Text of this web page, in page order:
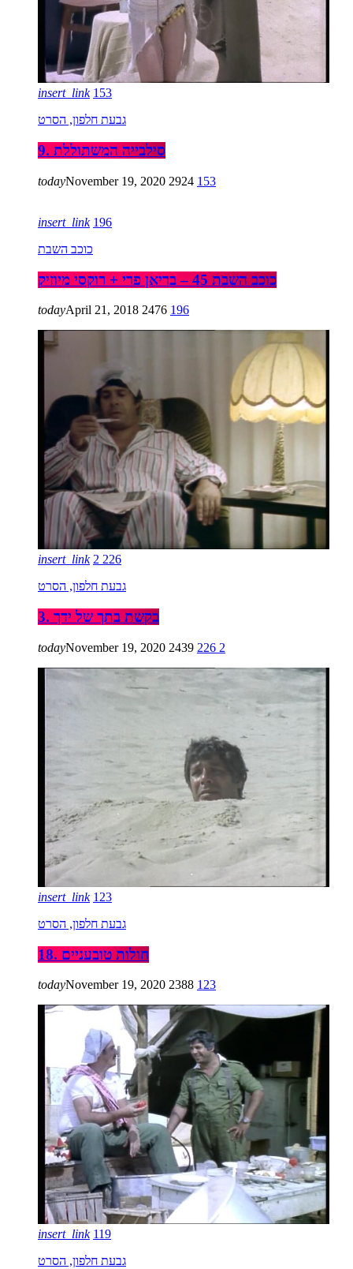
insert_link 153
גבעת חלפון, הסרט
9. סילבייה המשתוללת
todayNovember 19, 2020 2924 153
insert_link 196
כוכב השבת
כוכב השבת 45 – בריאן פרי + רוקסי מיוזיק
todayApril 21, 2018 2476 196
insert_link 2 226
גבעת חלפון, הסרט
3. בקשת בתך של ידך
todayNovember 19, 2020 2439 226 2
insert_link 123
גבעת חלפון, הסרט
18. חולות טובעניים
todayNovember 19, 2020 2388 123
insert_link 119
גבעת חלפון, הסרט